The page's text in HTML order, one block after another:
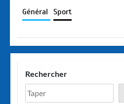
Général Sport
Rechercher